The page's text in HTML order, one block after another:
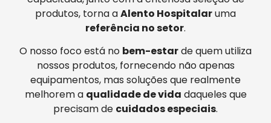
produtos, torna aAlento Hospitalaruma
referência no setor.
O nosso foco está no bem-estarde quem utiliza
nossos produtos, fornecendo não apenas
equipamentos, mas soluções que realmente
melhorem a qualidade de vida daqueles que
precisam de cuidados especiais.